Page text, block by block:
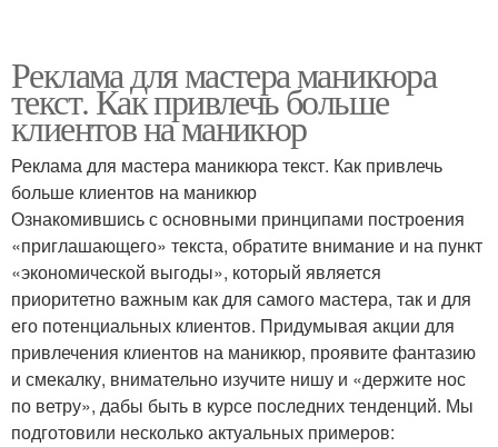
Реклама для мастера маникюра
текст. Как привлечь больше
клиентов на маникюр
Реклама для мастера маникюра текст. Как привлечь
больше клиентов на маникюр
Ознакомившись с основными принципами построения
«приглашающего» текста, обратите внимание и на пункт
«экономической выгоды», который является
приоритетно важным как для самого мастера, так и для
его потенциальных клиентов. Придумывая акции для
привлечения клиентов на маникюр, проявите фантазию
и смекалку, внимательно изучите нишу и «держите нос
по ветру», дабы быть в курсе последних тенденций. Мы
подготовили несколько актуальных примеров: